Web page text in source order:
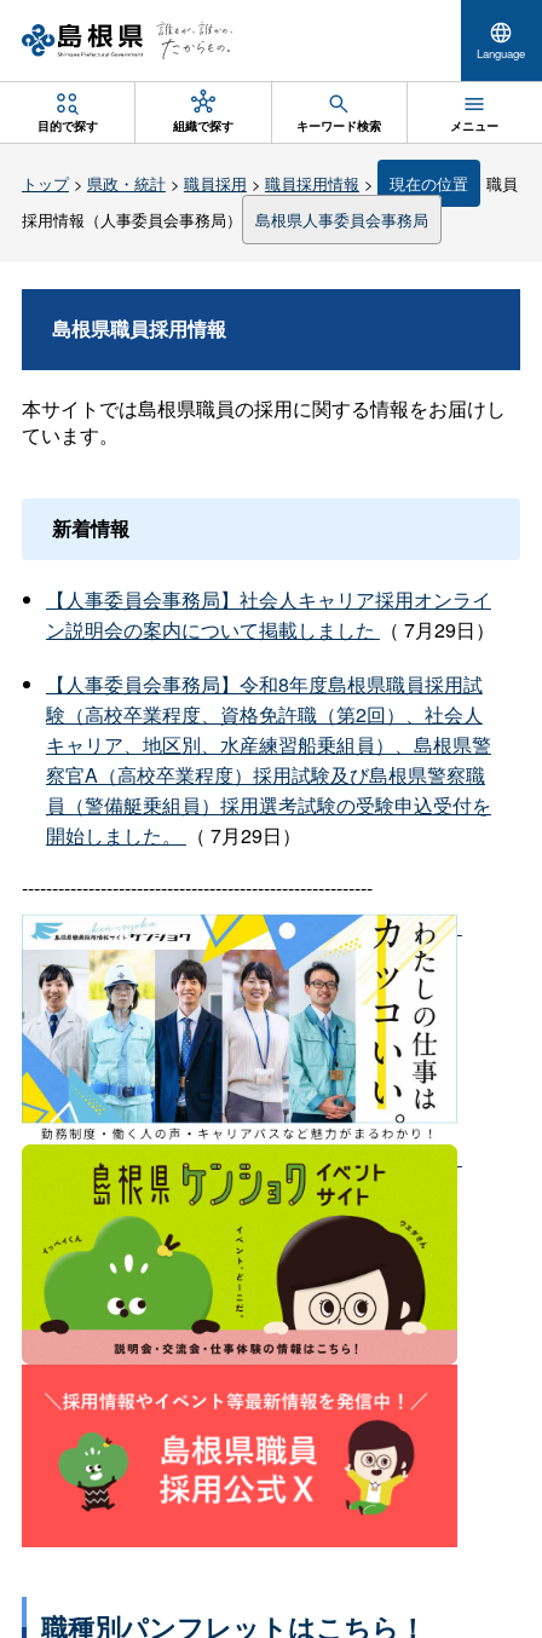
Language
目的で探す 組織で探す キーワード検索 メニュー
トップ> 県政・統計> 職員採用 > 職員採用情報 > 現在の位置
職員
採用情報（人事委員会事務局）
島根県人事委員会事務局
島根県職員採用情報
本サイトでは島根県職員の採用に関する情報をお届けし
ています。
新着情報
【人事委員会事務局】社会人キャリア採用オンライ
ン説明会の案内について掲載しました
（ 7月29日）
【人事委員会事務局】令和8年度島根県職員採用試
験（高校卒業程度、資格免許職（第2回）、社会人
キャリア、地区別、水産練習船乗組員）、島根県警
察官A（高校卒業程度）採用試験及び島根県警察職
員（警備艇乗組員）採用選考試験の受験申込受付を
開始しました。
（ 7月29日）
----------------------------------------------------------
職種別パンフレットはこちら！